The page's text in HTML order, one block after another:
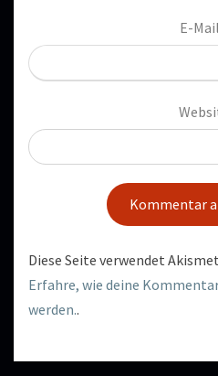
E-Mail
Diese Seite verwendet
Erfahre, wie deine
werden..